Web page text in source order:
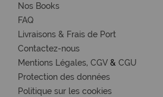
Nos Books
FAQ
Livraisons & Frais de Port
Contactez-nous
Mentions Légales, CGV & CGU
Protection des données
Politique sur les cookies